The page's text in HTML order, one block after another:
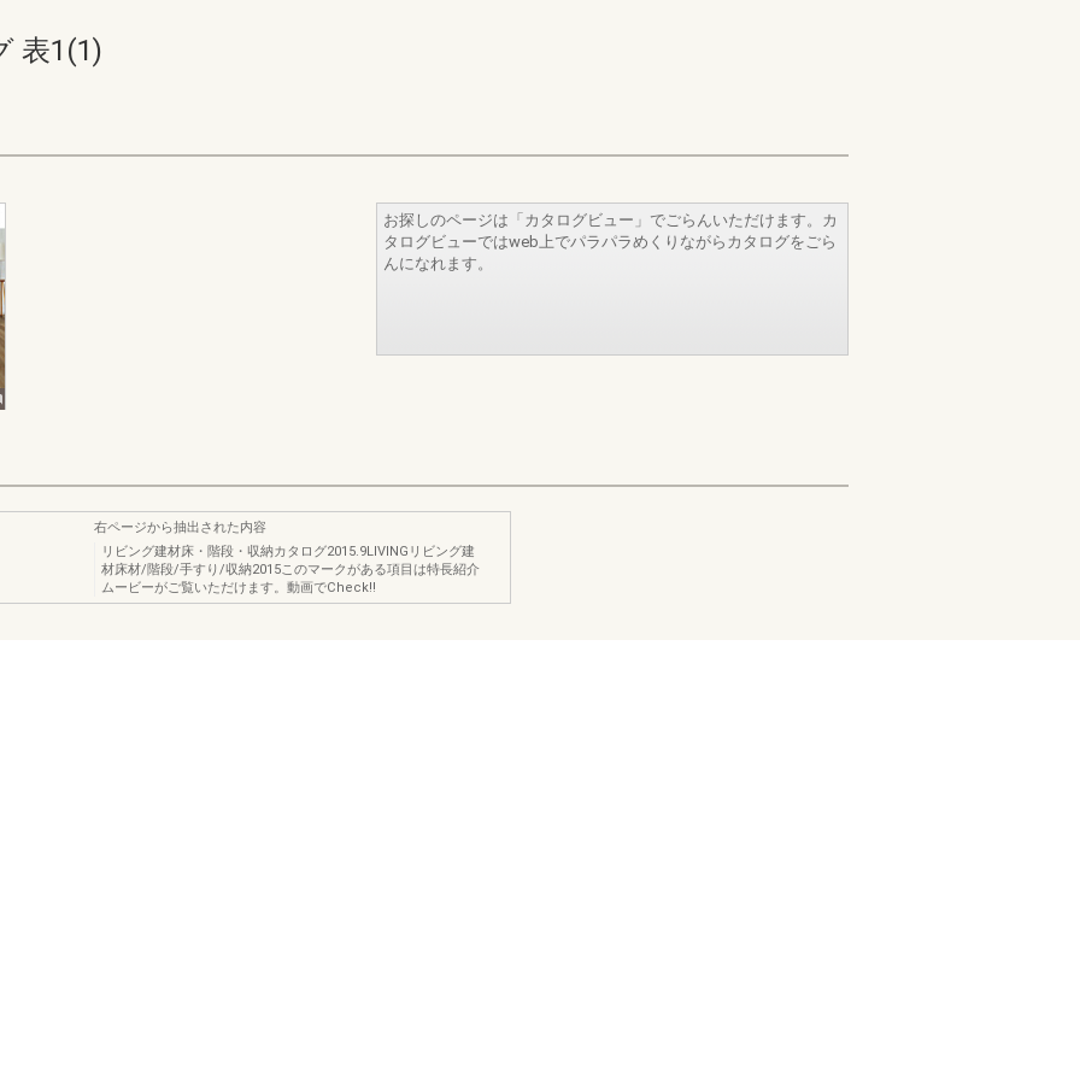
表1(1)
お探しのページは「カタログビュー」でごらんいただけます。カ
タログビューではweb上でパラパラめくりながらカタログをごら
んになれます。
右ページから抽出された内容
リビング建材床・階段・収納カタログ2015.9LIVINGリビング建
材床材/階段/手すり/収納2015このマークがある項目は特長紹介
ムービーがご覧いただけます。動画でCheck!!